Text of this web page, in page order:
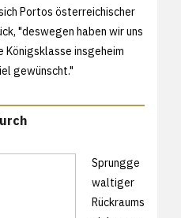
Portos österreichischer
"deswegen haben wir uns
Königsklasse insgeheim
gewünscht."
Sprungge
waltiger
Rückraums